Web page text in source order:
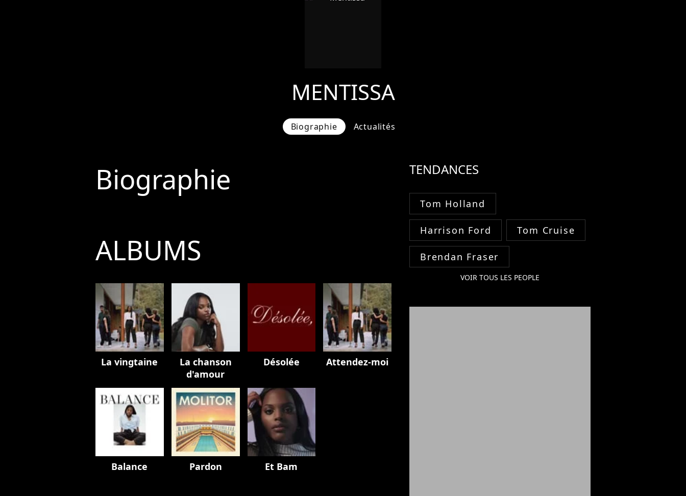
MENTISSA
Biographie Actualités
Biographie
ALBUMS
La vingtaine
La chanson
d'amour
Désolée Attendez-moi
Balance Pardon Et Bam
TENDANCES
Tom Holland
Harrison Ford Tom Cruise
Brendan Fraser
VOIR TOUS LES PEOPLE